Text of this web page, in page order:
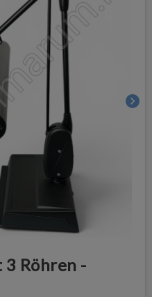
chevron_right
3 Röhren -